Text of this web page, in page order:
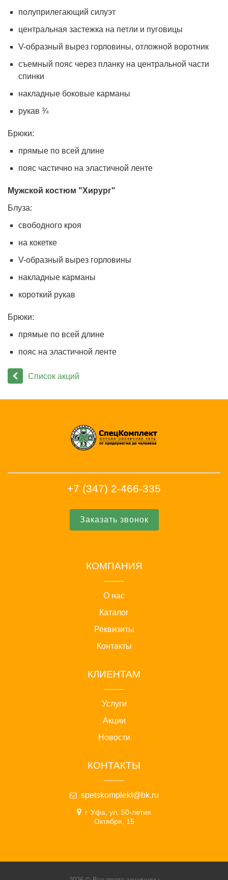
полуприлегающий силуэт
центральная застежка на петли и пуговицы
V-образный вырез горловины, отложной воротник
съемный пояс через планку на центральной части
спинки
накладные боковые карманы
рукав ¾
Брюки:
прямые по всей длине
пояс частично на эластичной ленте
Мужской костюм "Хирург"
Блуза:
свободного кроя
на кокетке
V-образный вырез горловины
накладные карманы
короткий рукав
Брюки:
прямые по всей длине
пояс на эластичной ленте
Список акций
+7 (347) 2-466-335
Заказать звонок
КОМПАНИЯ
О нас
Каталог
Реквизиты
Контакты
КЛИЕНТАМ
Услуги
Акции
Новости
КОНТАКТЫ
spetskomplekt@bk.ru
г. Уфа, ул. 50-летия
Октября, 15